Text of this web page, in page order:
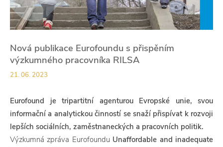
Nová publikace Eurofoundu s přispěním
výzkumného pracovníka RILSA
21. 06. 2023
Eurofound je tripartitní agenturou Evropské unie, svou
informační a analytickou činností se snaží přispívat k rozvoji
lepších sociálních, zaměstnaneckých a pracovních politik.
Výzkumná zpráva Eurofoundu Unaffordable and inadequate